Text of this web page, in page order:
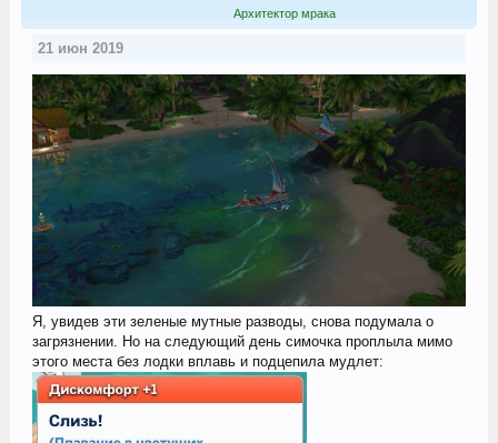
Архитектор мрака
21 июн 2019
Я, увидев эти зеленые мутные разводы, снова подумала о
загрязнении. Но на следующий день симочка проплыла мимо
этого места без лодки вплавь и подцепила мудлет: